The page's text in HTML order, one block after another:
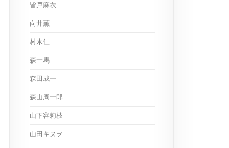
皆戸麻衣
向井薫
村木仁
森一馬
森田成一
森山周一郎
山下容莉枝
山田キヌヲ